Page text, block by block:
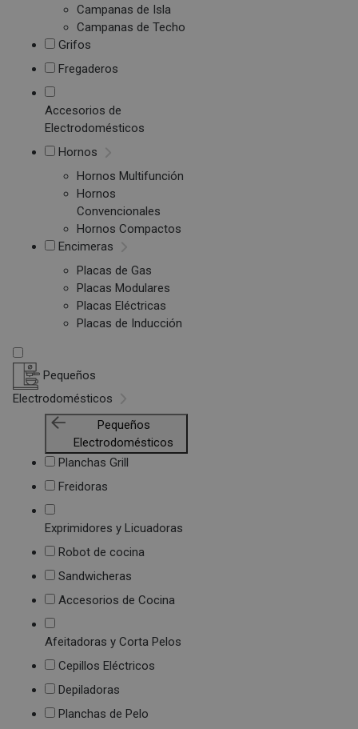
Campanas de Isla
Campanas de Techo
Grifos
Fregaderos
Accesorios de
Electrodomésticos
Hornos
Hornos Multifunción
Hornos
Convencionales
Hornos Compactos
Encimeras
Placas de Gas
Placas Modulares
Placas Eléctricas
Placas de Inducción
Pequeños
Electrodomésticos
Pequeños
Electrodomésticos
Planchas Grill
Freidoras
Exprimidores y Licuadoras
Robot de cocina
Sandwicheras
Accesorios de Cocina
Afeitadoras y Corta Pelos
Cepillos Eléctricos
Depiladoras
Planchas de Pelo